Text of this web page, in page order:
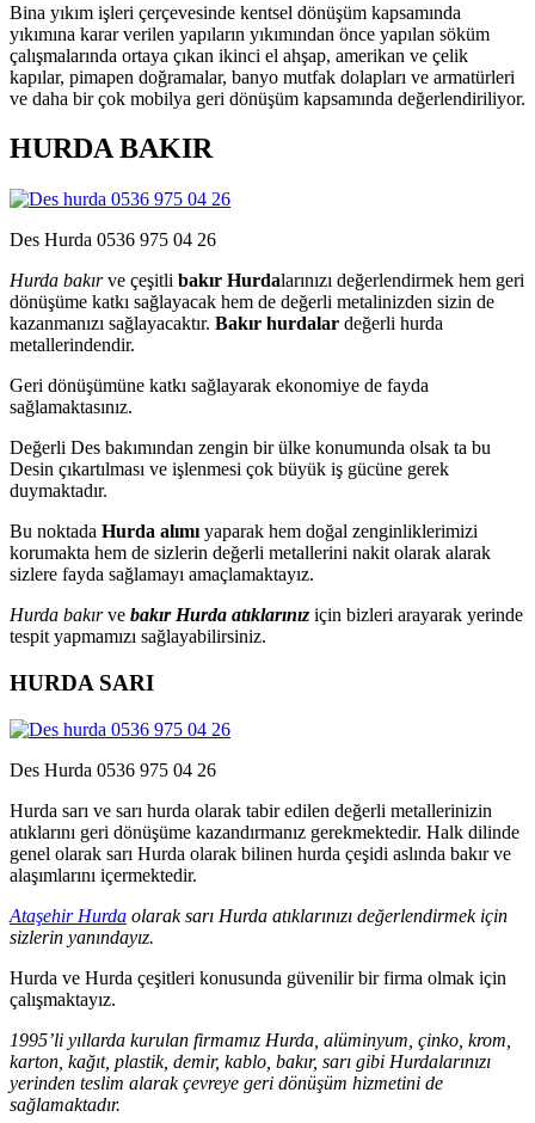
Bina yıkım işleri çerçevesinde kentsel dönüşüm kapsamında
yıkımına karar verilen yapıların yıkımından önce yapılan söküm
çalışmalarında ortaya çıkan ikinci el ahşap, amerikan ve çelik
kapılar, pimapen doğramalar, banyo mutfak dolapları ve armatürleri
ve daha bir çok mobilya geri dönüşüm kapsamında değerlendiriliyor.
HURDA BAKIR
Des Hurda 0536 975 04 26
Hurda bakırve çeşitli bakır Hurdalarınızı değerlendirmek hem geri
dönüşüme katkı sağlayacak hem de değerli metalinizden sizin de
kazanmanızı sağlayacaktır. Bakır hurdalar değerli hurda
metallerindendir.
Geri dönüşümüne katkı sağlayarak ekonomiye de fayda
sağlamaktasınız.
Değerli Des bakımından zengin bir ülke konumunda olsak ta bu
Desin çıkartılması ve işlenmesi çok büyük iş gücüne gerek
duymaktadır.
Bu noktada Hurda alımı yaparak hem doğal zenginliklerimizi
korumakta hem de sizlerin değerli metallerini nakit olarak alarak
sizlere fayda sağlamayı amaçlamaktayız.
Hurda bakırve bakır Hurda atıklarınız için bizleri arayarak yerinde
tespit yapmamızı sağlayabilirsiniz.
HURDA SARI
Des Hurda 0536 975 04 26
Hurda sarı ve sarı hurda olarak tabir edilen değerli metallerinizin
atıklarını geri dönüşüme kazandırmanız gerekmektedir. Halk dilinde
genel olarak sarı Hurda olarak bilinen hurda çeşidi aslında bakır ve
alaşımlarını içermektedir.
Ataşehir Hurda olarak sarı Hurda atıklarınızı değerlendirmek için
sizlerin yanındayız.
Hurda ve Hurda çeşitleri konusunda güvenilir bir firma olmak için
çalışmaktayız.
1995’li yıllarda kurulan firmamız Hurda, alüminyum, çinko, krom,
karton, kağıt, plastik, demir, kablo, bakır, sarı gibi Hurdalarınızı
yerinden teslim alarak çevreye geri dönüşüm hizmetini de
sağlamaktadır.